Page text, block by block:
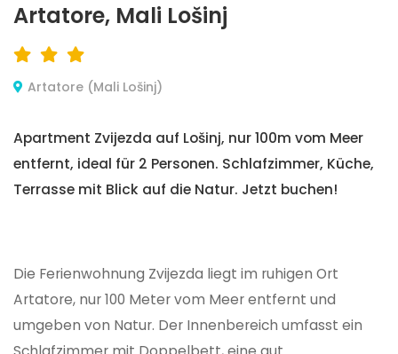
Artatore, Mali Lošinj
Artatore (Mali Lošinj)
Apartment Zvijezda auf Lošinj, nur 100m vom Meer
entfernt, ideal für 2 Personen. Schlafzimmer, Küche,
Terrasse mit Blick auf die Natur. Jetzt buchen!
Die Ferienwohnung Zvijezda liegt im ruhigen Ort
Artatore, nur 100 Meter vom Meer entfernt und
umgeben von Natur. Der Innenbereich umfasst ein